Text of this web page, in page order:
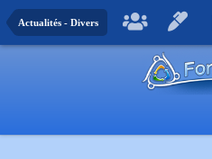
Actualités - Divers